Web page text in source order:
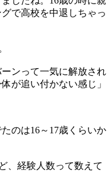
で高校を中退しちゃっ
ンって一気に解放され
が追い付かない感じ」
のは16～17歳くらいか
、経験人数って数えて